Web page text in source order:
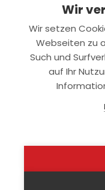
Rechtliches
Datenschutz
Wir
Wir setzen
Webseiten zu
Such und
auf Ihr